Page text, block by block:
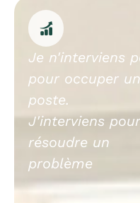
Je n'interviens
pour occuper un
poste.
J'interviens pour
résoudre un
problème